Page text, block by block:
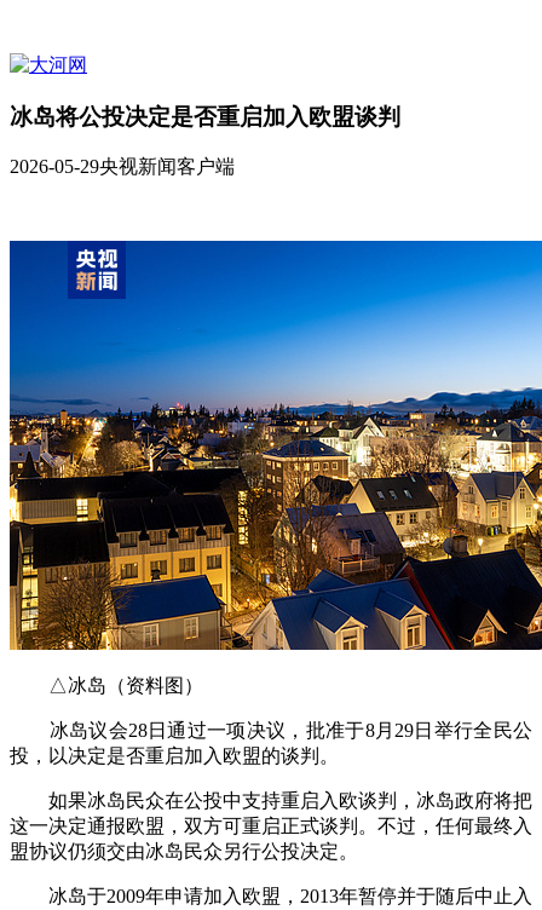
冰岛将公投决定是否重启加入欧盟谈判
2026-05-29央视新闻客户端
△冰岛（资料图）
冰岛议会28日通过一项决议，批准于8月29日举行全民公
投，以决定是否重启加入欧盟的谈判。
如果冰岛民众在公投中支持重启入欧谈判，冰岛政府将把
这一决定通报欧盟，双方可重启正式谈判。不过，任何最终入
盟协议仍须交由冰岛民众另行公投决定。
冰岛于2009年申请加入欧盟，2013年暂停并于随后中止入